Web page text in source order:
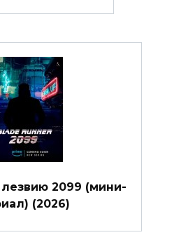
2099 (мини-
(2026)